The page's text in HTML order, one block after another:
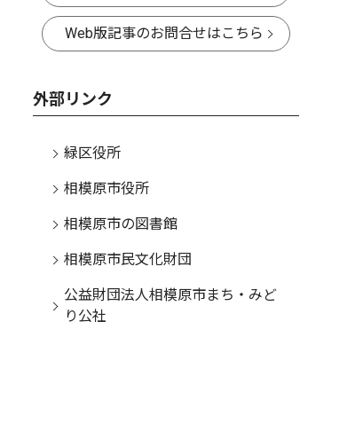
4
Web版記事のお問合せはこちら
外部リンク
緑区役所
相模原市役所
相模原市の図書館
相模原市民文化財団
公益財団法人相模原市まち・みど
り公社